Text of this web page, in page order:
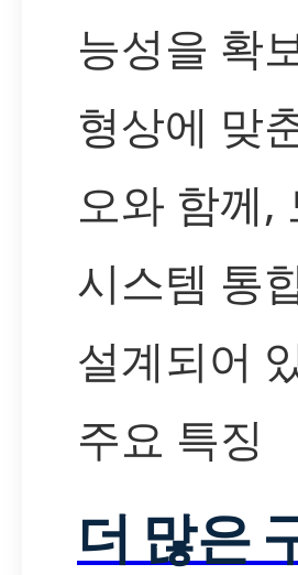
능성을 확
형상에 맞
오와 함께,
시스템 통
설계되어
주요 특징
더 많은